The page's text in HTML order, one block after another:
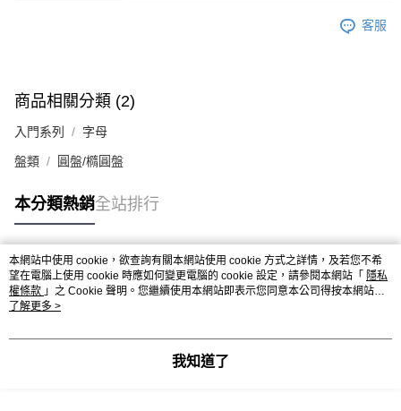
客服
商品相關分類 (2)
入門系列 字母
盤類 圓盤/橢圓盤
本分類熱銷全站排行
熱門標籤
本網站中使用 cookie，欲查詢有關本網站使用 cookie 方式之詳情，及若您不希
望在電腦上使用 cookie 時應如何變更電腦的 cookie 設定，請參閱本網站「 隱私
權條款 」之 Cookie 聲明。您繼續使用本網站即表示您同意本公司得按本網站使
用條款之 Cookie 聲明使用 cookie。
了解更多 >
我知道了